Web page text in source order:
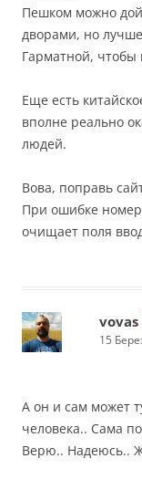
Пешком можно
дворами, но
Гарматной, чтобы
Еще есть
вполне реально
людей.
Вова, поправь
При ошибке
очищает поля
vovas
15
А он и сам может
человека.. Сама
Верю.. Надеюсь..